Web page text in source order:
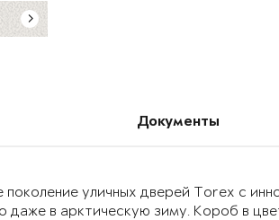
Документы
уличных дверей Torex с
даже в арктическую зиму. Короб в